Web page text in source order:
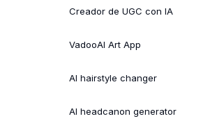
Creador de UGC con IA
VadooAI Art App
AI hairstyle changer
AI headcanon generator